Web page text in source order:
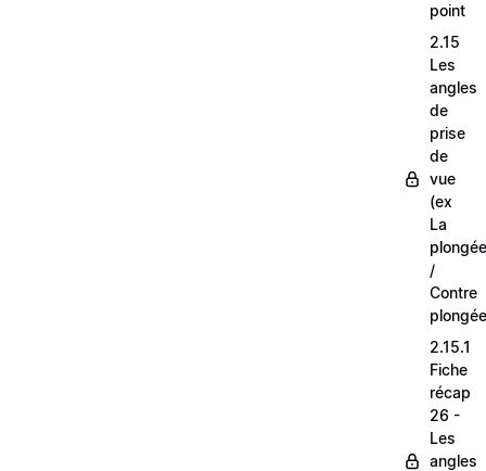
point
2.15
Les
angles
de
prise
de
vue
(ex
La
plongée
/
Contre
2.15.1
Fiche
récap
26 -
Les
angles